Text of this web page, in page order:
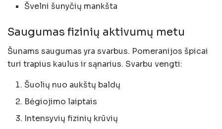
Švelni šunyčių mankšta
Saugumas fizinių aktivumų metu
Šunams saugumas yra svarbus. Pomeranijos špicai
turi trapius kaulus ir sąnarius. Svarbu vengti:
Šuolių nuo aukštų baldų
Bėgiojimo laiptais
Intensyvių fizinių krūvių